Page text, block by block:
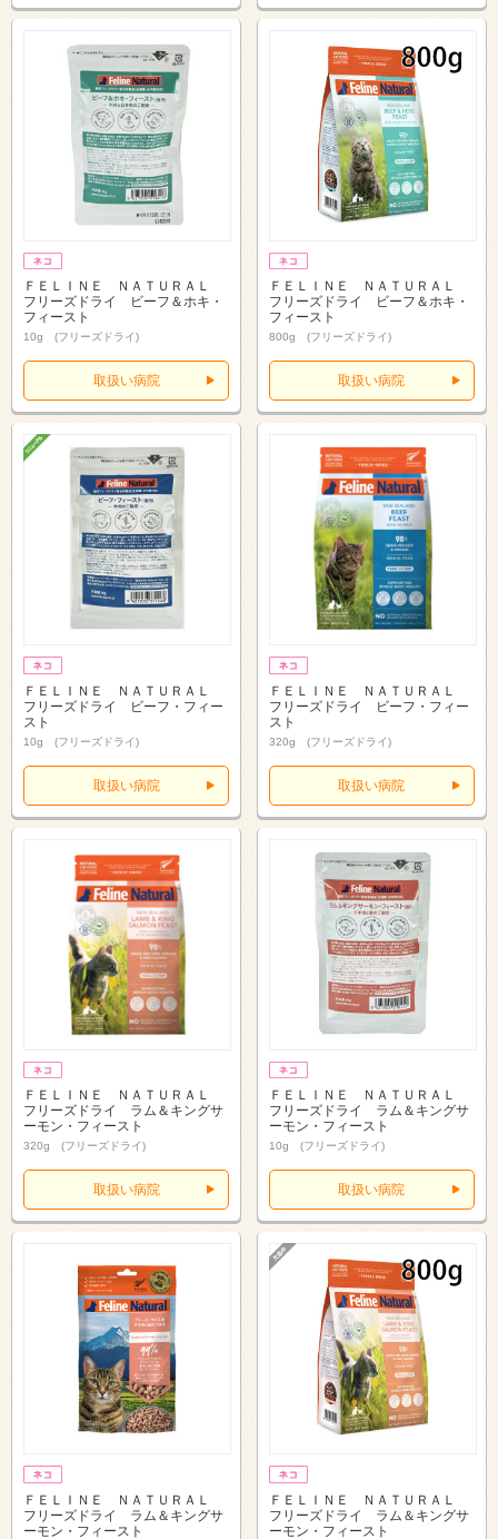
ＦＥＬＩＮＥ ＮＡＴＵＲＡＬ
フリーズドライ ビーフ＆ホキ・
フィースト
10g (フリーズドライ)
取扱い病院
ＦＥＬＩＮＥ ＮＡＴＵＲＡＬ
フリーズドライ ビーフ＆ホキ・
フィースト
800g (フリーズドライ)
取扱い病院
ＦＥＬＩＮＥ ＮＡＴＵＲＡＬ
フリーズドライ ビーフ・フィー
スト
10g (フリーズドライ)
取扱い病院
ＦＥＬＩＮＥ ＮＡＴＵＲＡＬ
フリーズドライ ビーフ・フィー
スト
320g (フリーズドライ)
取扱い病院
ＦＥＬＩＮＥ ＮＡＴＵＲＡＬ
フリーズドライ ラム＆キングサ
ーモン・フィースト
320g (フリーズドライ)
取扱い病院
ＦＥＬＩＮＥ ＮＡＴＵＲＡＬ
フリーズドライ ラム＆キングサ
ーモン・フィースト
10g (フリーズドライ)
取扱い病院
ＦＥＬＩＮＥ ＮＡＴＵＲＡＬ
フリーズドライ ラム＆キングサ
ーモン・フィースト
ＦＥＬＩＮＥ ＮＡＴＵＲＡＬ
フリーズドライ ラム＆キングサ
ーモン・フィースト